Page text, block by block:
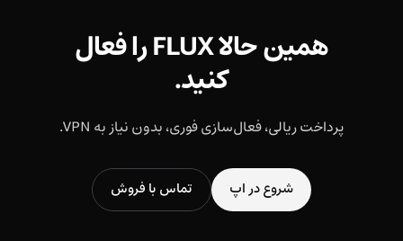
همین حالا FLUX را فعال
کنید.
پرداخت ریالی، فعال‌سازی فوری، بدون نیاز به VPN.
شروع در اپ تماس با فروش